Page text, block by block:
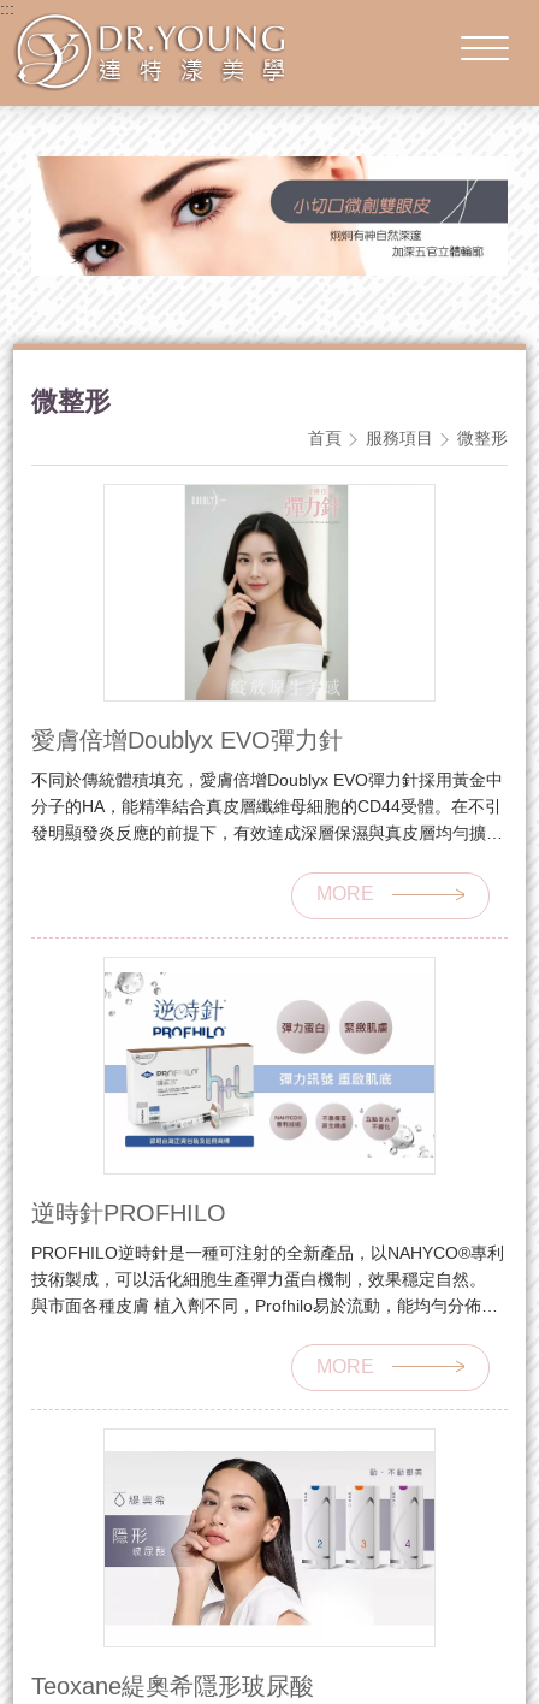
:::
微整形
首頁 服務項目 微整形
愛膚倍增Doublyx EVO彈力針
不同於傳統體積填充，愛膚倍增Doublyx EVO彈力針採用黃金中
分子的HA，能精準結合真皮層纖維母細胞的CD44受體。在不引
發明顯發炎反應的前提下，有效達成深層保濕與真皮層均勻擴
MORE
逆時針PROFHILO
PROFHILO逆時針是一種可注射的全新產品，以NAHYCO®專利
技術製成，可以活化細胞生產彈力蛋白機制，效果穩定自然。
與市面各種皮膚 植入劑不同，Profhilo易於流動，能均勻分佈於
MORE
Teoxane緹奧希隱形玻尿酸